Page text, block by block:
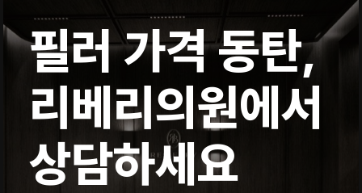
필러 가격 동탄,
리베리의원에서
상담하세요